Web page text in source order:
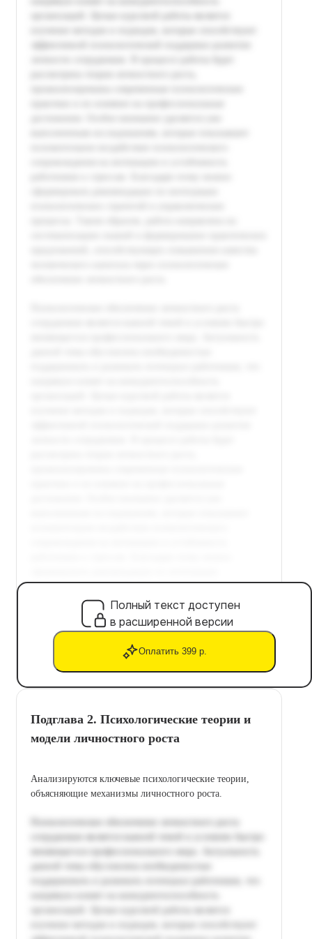
Полный текст доступен
в расширенной версии
Оплатить 399 р.
Подглава 2. Психологические теории и
модели личностного роста
Анализируются ключевые психологические теории,
объясняющие механизмы личностного роста.